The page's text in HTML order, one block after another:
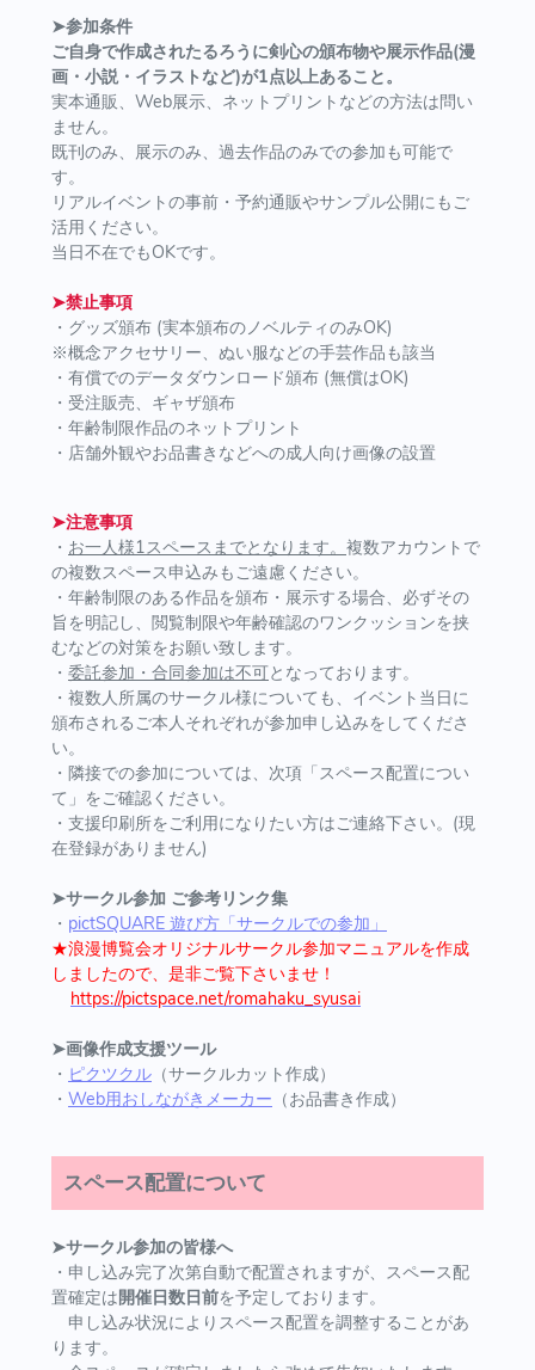
➤参加条件
ご自身で作成されたるろうに剣心の頒布物や展示作品(漫
画・小説・イラストなど)が1点以上あること。
実本通販、Web展示、ネットプリントなどの方法は問い
ません。
既刊のみ、展示のみ、過去作品のみでの参加も可能で
す。
リアルイベントの事前・予約通販やサンプル公開にもご
活用ください。
当日不在でもOKです。
➤禁止事項
・グッズ頒布 (実本頒布のノベルティのみOK)
※概念アクセサリー、ぬい服などの手芸作品も該当
・有償でのデータダウンロード頒布 (無償はOK)
・受注販売、ギャザ頒布
・年齢制限作品のネットプリント
・店舗外観やお品書きなどへの成人向け画像の設置
➤注意事項
・ お一人様1スペースまでとなります。 複数アカウントで
の複数スペース申込みもご遠慮ください。
・年齢制限のある作品を頒布・展示する場合、必ずその
旨を明記し、閲覧制限や年齢確認のワンクッションを挟
むなどの対策をお願い致します。
・ 委託参加・合同参加は不可となっております。
・複数人所属のサークル様についても、イベント当日に
頒布されるご本人それぞれが参加申し込みをしてくださ
い。
・隣接での参加については、次項「スペース配置につい
て」をご確認ください。
・支援印刷所をご利用になりたい方はご連絡下さい。(現
在登録がありません)
➤サークル参加 ご参考リンク集
・ pictSQUARE 遊び方「サークルでの参加」
★浪漫博覧会オリジナルサークル参加マニュアルを作成
しましたので、是非ご覧下さいませ！
https://pictspace.net/romahaku_syusai
➤画像作成支援ツール
・ ピクツクル （サークルカット作成）
・ Web用おしながきメーカー （お品書き作成）
スペース配置について
➤サークル参加の皆様へ
・申し込み完了次第自動で配置されますが、スペース配
置確定は開催日数日前を予定しております。
申し込み状況によりスペース配置を調整することがあ
ります。